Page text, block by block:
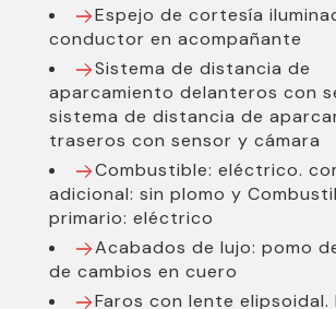
Cilindrada(cc):
Cilindros:
Marchas:
Espejo de cortesía
conductor en acompañante
Sistema de distancia de
aparcamiento delanteros con
sistema de distancia de
traseros con sensor y cámara
Combustible: eléctrico.
adicional: sin plomo y
primario: eléctrico
Acabados de lujo: pomo
de cambios en cuero
Faros con lente elipsoidal.